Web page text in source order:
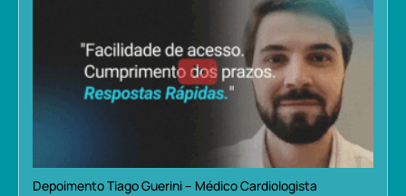
Depoimento Tiago Guerini – Médico Cardiologista